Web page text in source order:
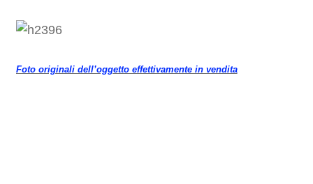
Foto originali dell’oggetto effettivamente in vendita